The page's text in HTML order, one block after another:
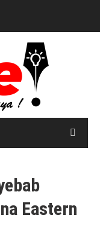
Eastern